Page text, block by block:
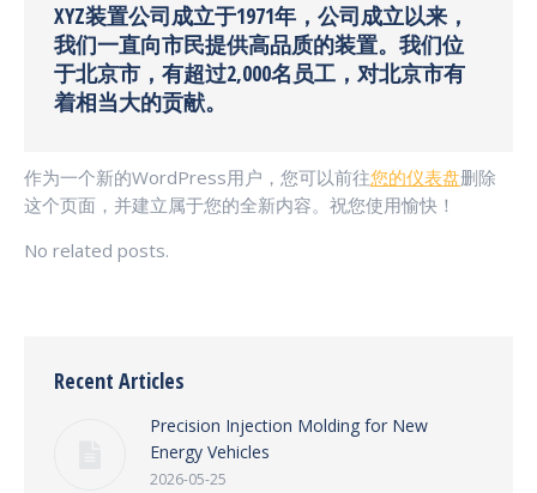
XYZ装置公司成立于1971年，公司成立以来，
我们一直向市民提供高品质的装置。我们位
于北京市，有超过2,000名员工，对北京市有
着相当大的贡献。
作为一个新的WordPress用户，您可以前往您的仪表盘删除
这个页面，并建立属于您的全新内容。祝您使用愉快！
No related posts.
Recent Articles
Precision Injection Molding for New
Energy Vehicles
2026-05-25